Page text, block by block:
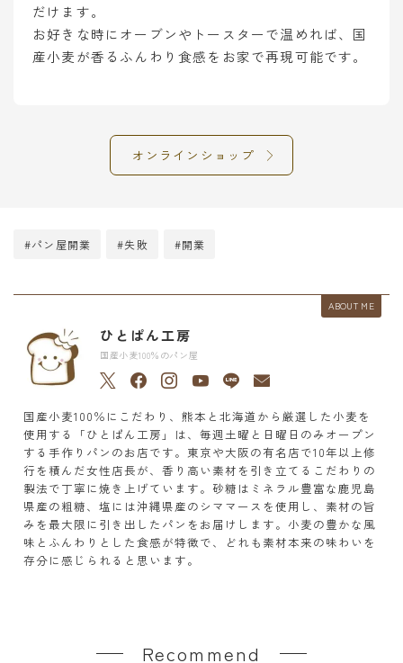
だけます。
お好きな時にオーブンやトースターで温めれば、国
産小麦が香るふんわり食感をお家で再現可能です。
オンラインショップ
#パン屋開業 #失敗 #開業
ABOUT ME
ひとぱん工房
国産小麦100％のパン屋
国産小麦100％にこだわり、熊本と北海道から厳選した小麦を
使用する「ひとぱん工房」は、毎週土曜と日曜日のみオープン
する手作りパンのお店です。東京や大阪の有名店で10年以上修
行を積んだ女性店長が、香り高い素材を引き立てるこだわりの
製法で丁寧に焼き上げています。砂糖はミネラル豊富な鹿児島
県産の粗糖、塩には沖縄県産のシママースを使用し、素材の旨
みを最大限に引き出したパンをお届けします。小麦の豊かな風
味とふんわりとした食感が特徴で、どれも素材本来の味わいを
存分に感じられると思います。
Recommend